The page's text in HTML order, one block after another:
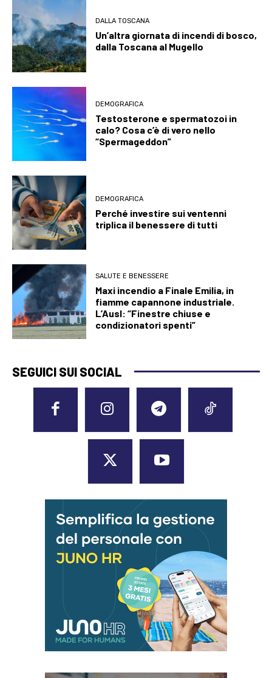
DALLA TOSCANA
Un’altra giornata di incendi di bosco,
dalla Toscana al Mugello
DEMOGRAFICA
Testosterone e spermatozoi in
calo? Cosa c’è di vero nello
“Spermageddon”
DEMOGRAFICA
Perché investire sui ventenni
triplica il benessere di tutti
SALUTE E BENESSERE
Maxi incendio a Finale Emilia, in
fiamme capannone industriale.
L’Ausl: “Finestre chiuse e
condizionatori spenti”
SEGUICI SUI SOCIAL